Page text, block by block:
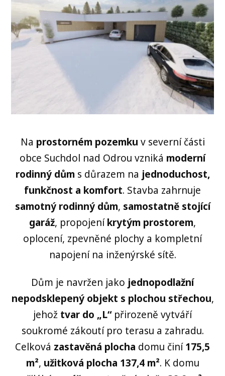
Na prostorném pozemku v severní části
obce Suchdol nad Odrou vzniká moderní
rodinný dům s důrazem na jednoduchost,
funkčnost a komfort. Stavba zahrnuje
samotný rodinný dům, samostatně stojící
garáž, propojeníkrytým prostorem,
oplocení, zpevněné plochy a kompletní
napojení na inženýrské sítě.
Dům je navržen jako jednopodlažní
nepodsklepený objekt s plochou střechou,
jehož tvar do „L“přirozeně vytváří
soukromé zákoutí pro terasu a zahradu.
Celková zastavěná plocha domu činí175,5
m², užitková plocha 137,4 m². K domu